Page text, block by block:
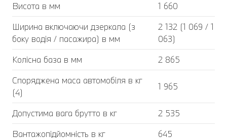
Висота в мм
1 660
Ширина включаючи дзеркала (з
боку водія / пасажира) в мм
2 132 (1 069 / 1
063)
Колісна база в мм
2 865
Споряджена маса автомобіля в кг
(4)
1 965
Допустима вага брутто в кг
2 535
Вантажопідйомність в кг
645